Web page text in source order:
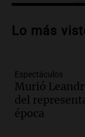
Audio.La
Audio.
Jorge
Vargas
Una
Lo más
Espectáculos
Murió
del
época